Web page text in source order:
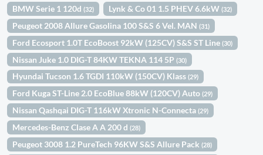
BMW Serie 1 120d(32) Lynk & Co 01 1.5 PHEV 6.6kW(32)
Peugeot 2008 Allure Gasolina 100 S&S 6 Vel. MAN(31)
Ford Ecosport 1.0T EcoBoost 92kW (125CV) S&S ST Line(30)
Nissan Juke 1.0 DIG-T 84KW TEKNA 114 5P(30)
Hyundai Tucson 1.6 TGDI 110kW (150CV) Klass(29)
Ford Kuga ST-Line 2.0 EcoBlue 88kW (120CV) Auto(29)
Nissan Qashqai DIG-T 116kW Xtronic N-Connecta(29)
Mercedes-Benz Clase A A 200 d(28)
Peugeot 3008 1.2 PureTech 96KW S&S Allure Pack(28)